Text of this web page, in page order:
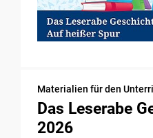
Materialien für den
Das Leserabe
2026